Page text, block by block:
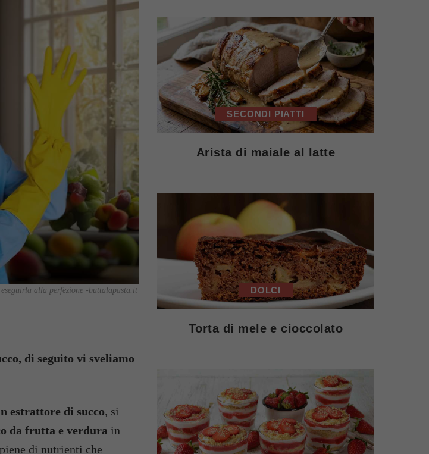
alla perfezione -buttalapasta.it
di seguito vi sveliamo
estrattore di succo, si
da frutta e verdura in
di nutrienti che
SECONDI PIATTI
Arista di maiale al latte
DOLCI
Torta di mele e cioccolato